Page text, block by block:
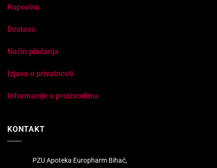
Kupovina
Dostava
Način plaćanja
Izjava o privatnosti
Informacije o proizvodima
KONTAKT
PZU Apoteka Europharm Bihać,